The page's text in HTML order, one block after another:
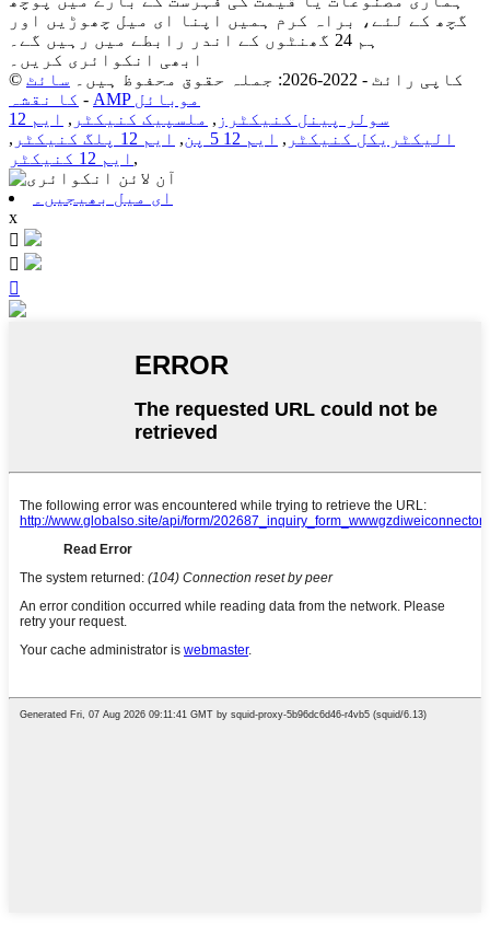
گچھ کے لئے، براہ کرم ہمیں اپنا ای میل چھوڑیں اور
ہم 24 گھنٹوں کے اندر رابطے میں رہیں گے۔
ابھی انکوائری کریں۔
© کاپی رائٹ - 2022-2026: جملہ حقوق محفوظ ہیں۔
سائٹ
کا نقشہ -
AMP موبائل
سولر پینل کنیکٹرز , ملسپیک کنیکٹر ,
ایم 12
الیکٹریکل کنیکٹر , ایم 12 5 پن , ایم 12 پلگ کنیکٹر
,
ایم 12 کنیکٹر ,
ای میل بھیجیں۔
x


